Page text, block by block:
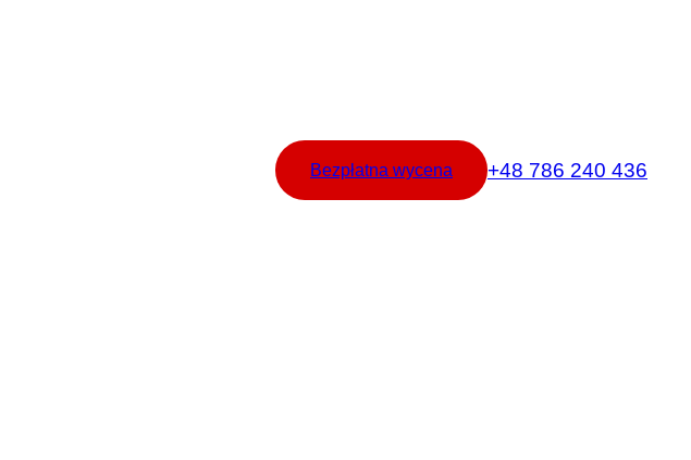
Bezpłatna wycena +48 786 240 436